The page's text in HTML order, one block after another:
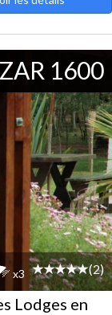
ZAR 1600
x3 (2)
Lodges en